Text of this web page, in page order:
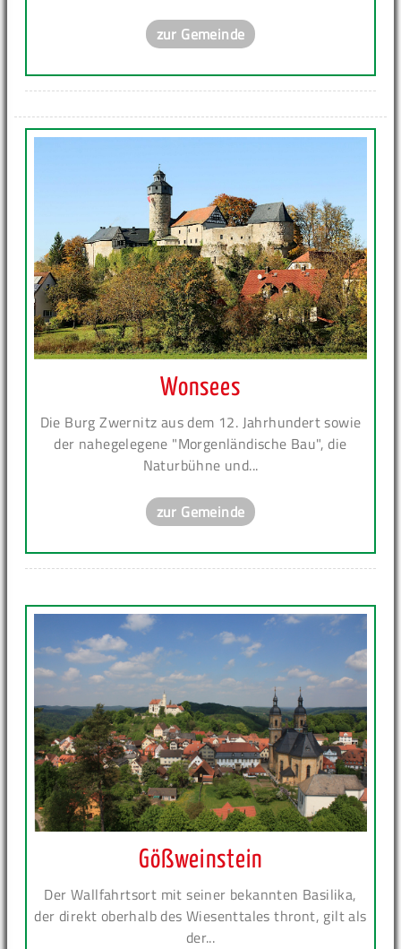
zur Gemeinde
Wonsees
Die Burg Zwernitz aus dem 12. Jahrhundert sowie
der nahegelegene "Morgenländische Bau", die
Naturbühne und...
zur Gemeinde
Gößweinstein
Der Wallfahrtsort mit seiner bekannten Basilika,
der direkt oberhalb des Wiesenttales thront, gilt als
der...